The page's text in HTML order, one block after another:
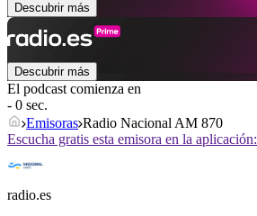
Descubrir más
Descubrir más
El podcast comienza en
- 0 sec.
Emisoras Radio Nacional AM 870
Escucha gratis esta emisora en la aplicación:
radio.es